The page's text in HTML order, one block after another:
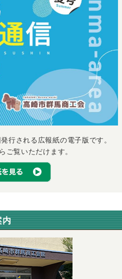
行される広報紙の電子版です。
ご覧いただけます。
内